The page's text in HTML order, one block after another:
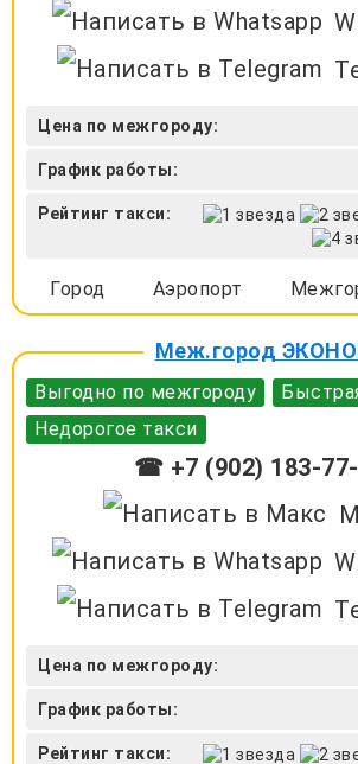
Цена по межгороду:
График работы:
Рейтинг такси:
Город Аэропорт
Меж.город
Выгодно по межгороду
Недорогое такси
☎ +7 (902) 183-
Цена по межгороду:
График работы:
Рейтинг такси: